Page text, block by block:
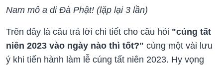
Nam mô a di Đà Phật! (lặp lại 3 lần)
Trên đây là câu trả lời chi tiết cho câu hỏi "cúng tất
niên 2023 vào ngày nào thì tốt?" cùng một vài lưu
ý khi tiến hành làm lễ cúng tất niên 2023. Hy vọng